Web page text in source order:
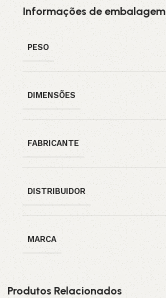
Informações de embalagem
PESO
DIMENSÕES
FABRICANTE
DISTRIBUIDOR
MARCA
Produtos Relacionados